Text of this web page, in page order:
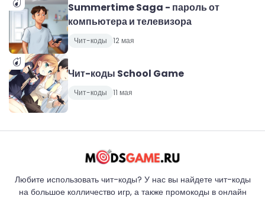
Summertime Saga - пароль от
компьютера и телевизора
Чит-коды 12 мая
Чит-коды School Game
Чит-коды 11 мая
Любите использовать чит-коды? У нас вы найдете чит-коды
на большое колличество игр, а также промокоды в онлайн